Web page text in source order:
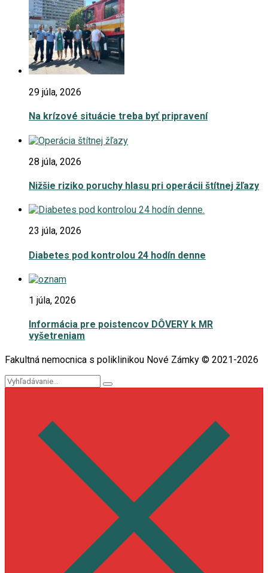
29 júla, 2026
Na krízové situácie treba byť pripravení
28 júla, 2026
Nižšie riziko poruchy hlasu pri operácii štítnej žľazy
23 júla, 2026
Diabetes pod kontrolou 24 hodín denne
1 júla, 2026
Informácia pre poistencov DÔVERY k MR
vyšetreniam
Fakultná nemocnica s poliklinikou Nové Zámky © 2021-2026